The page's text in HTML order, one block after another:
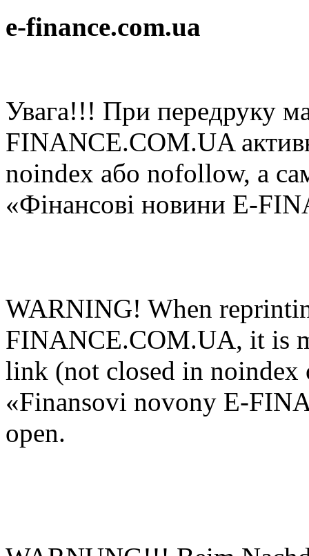
e-finance.com.ua
Увaгa!!! При пeрeдруку
FINANCE.COM.UA
noindex або nofollow, а
«Фінансові новини E-
WARNING! When
FINANCE.COM.UA, it is
link (not closed in
«Finansovi novony E-
open.